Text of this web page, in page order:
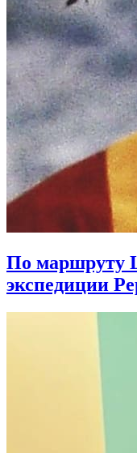
По маршруту
экспедиции